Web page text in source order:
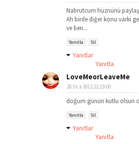
Nabrutcum hüznünü
Ah birde diğer konu varki
ve ben...
Yanıtla Sil
Yanıtlar
Yanıtla
LoveMeorLeaveMe
26 Oca 2012 22:19:00
doğum günün kutlu olsun
Yanıtla Sil
Yanıtlar
Yanıtla